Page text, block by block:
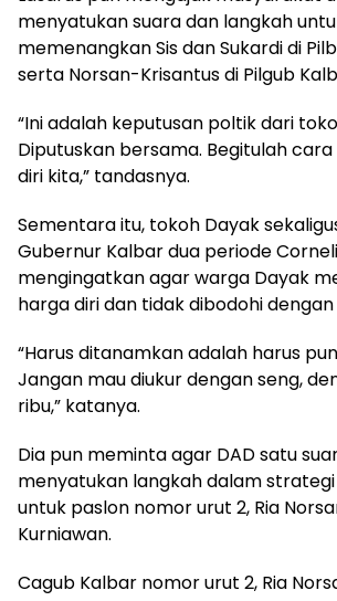
menyatukan suara dan langkah
memenangkan Sis dan Sukardi di
serta Norsan-Krisantus di Pilgub
“Ini adalah keputusan poltik dari
Diputuskan bersama. Begitulah
diri kita,” tandasnya.
Sementara itu, tokoh Dayak
Gubernur Kalbar dua periode
mengingatkan agar warga Dayak
harga diri dan tidak dibodohi
“Harus ditanamkan adalah harus
Jangan mau diukur dengan seng,
ribu,” katanya.
Dia pun meminta agar DAD satu
menyatukan langkah dalam
untuk paslon nomor urut 2, Ria
Kurniawan.
Cagub Kalbar nomor urut 2, Ria